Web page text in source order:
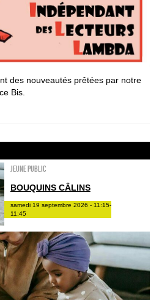
des nouveautés prêtées par notre
Bis.
Jeune public
BOUQUINS CÂLINS
samedi 19 septembre 2026 - 11:15-
11:45